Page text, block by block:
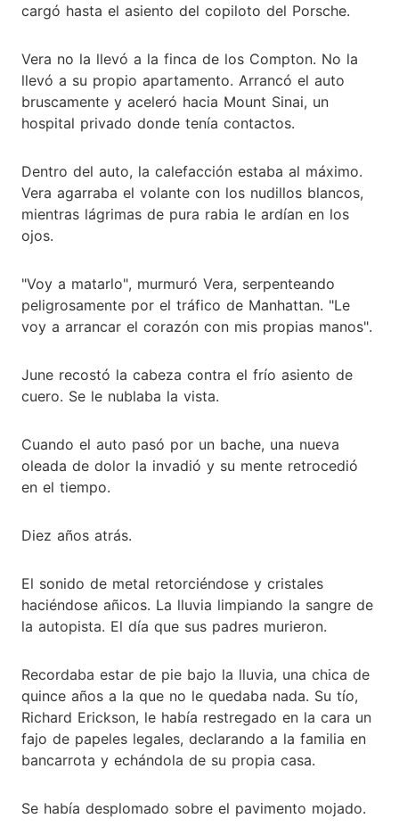
cargó hasta el asiento del copiloto del Porsche.
Vera no la llevó a la finca de los Compton. No la
llevó a su propio apartamento. Arrancó el auto
bruscamente y aceleró hacia Mount Sinai, un
hospital privado donde tenía contactos.
Dentro del auto, la calefacción estaba al máximo.
Vera agarraba el volante con los nudillos blancos,
mientras lágrimas de pura rabia le ardían en los
ojos.
"Voy a matarlo", murmuró Vera, serpenteando
peligrosamente por el tráfico de Manhattan. "Le
voy a arrancar el corazón con mis propias manos".
June recostó la cabeza contra el frío asiento de
cuero. Se le nublaba la vista.
Cuando el auto pasó por un bache, una nueva
oleada de dolor la invadió y su mente retrocedió
en el tiempo.
Diez años atrás.
El sonido de metal retorciéndose y cristales
haciéndose añicos. La lluvia limpiando la sangre de
la autopista. El día que sus padres murieron.
Recordaba estar de pie bajo la lluvia, una chica de
quince años a la que no le quedaba nada. Su tío,
Richard Erickson, le había restregado en la cara un
fajo de papeles legales, declarando a la familia en
bancarrota y echándola de su propia casa.
Se había desplomado sobre el pavimento mojado.